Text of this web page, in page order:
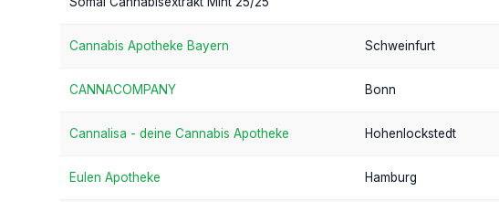
Cannabis Apotheke Bayern Schweinfurt
CANNACOMPANY Bonn
Cannalisa - deine Cannabis Apotheke Hohenlockstedt
Eulen Apotheke Hamburg